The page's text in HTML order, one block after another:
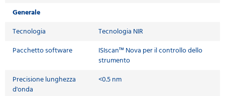
Generale
Tecnologia
Tecnologia NIR
Pacchetto software
ISIscan™ Nova per il controllo dello
strumento
Precisione lunghezza
d'onda
<0.5 nm